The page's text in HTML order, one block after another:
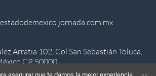
Arratia 102, Col San Sebastián Toluca,
CP 50000